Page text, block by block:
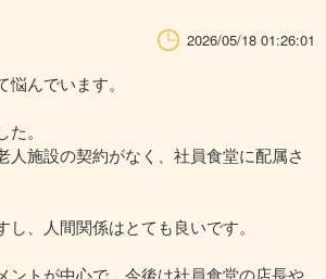
2026/05/18 01:26:01
んでいます。
。
施設の契約がなく、社員食堂に配属さ
、人間関係はとても良いです。
ントが中心で、今後は社員食堂の店長や